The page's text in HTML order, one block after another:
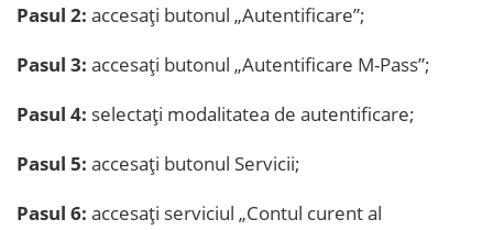
Pasul 2: accesați butonul „Autentificare”;
Pasul 3: accesați butonul „Autentificare M-Pass”;
Pasul 4: selectați modalitatea de autentificare;
Pasul 5: accesați butonul Servicii;
Pasul 6: accesați serviciul „Contul curent al